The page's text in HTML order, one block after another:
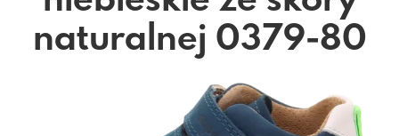
naturalnej 0379-80